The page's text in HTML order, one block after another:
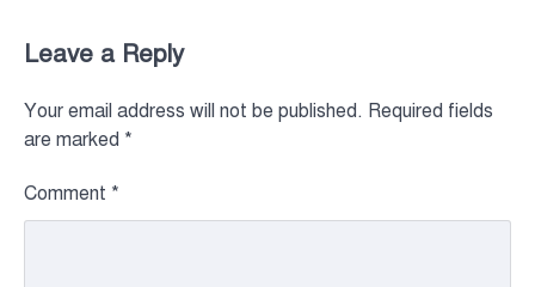
Leave a Reply
Your email address will not be published. Required fields
are marked *
Comment *